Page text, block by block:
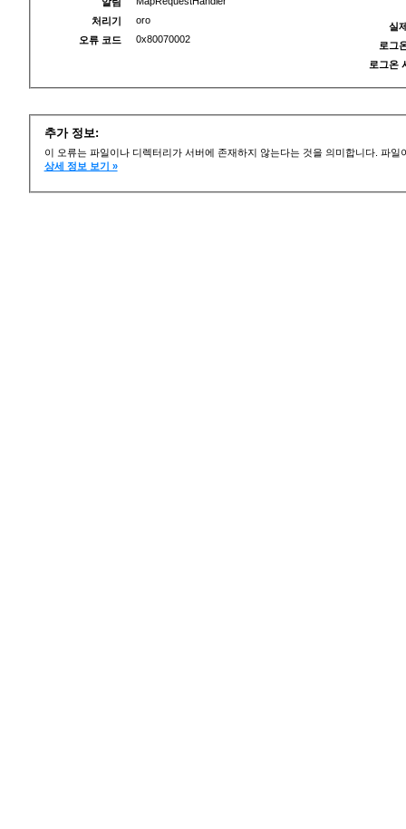
처리기
oro
오류 코드
0x80070002
실
로그
로그온
추가 정보:
이 오류는 파일이나 디렉터리가 서버에 존재하지 않는다는 것을 의미합니다. 파
상세 정보 보기 »